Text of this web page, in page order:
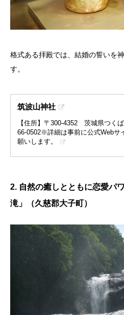
格式ある拝殿では、結婚の誓いを
す。
筑波山神社
【住所】〒300-4352 茨城県つく
66-0502※詳細は事前に公式Webサ
願いします。
2. 自然の癒しとともに恋愛パ
滝」（久慈郡大子町）